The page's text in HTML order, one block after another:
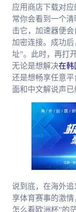
应用商店下载对
常你会看到一个清
击它，加速器便
加密连接。成功
址”。此时，再打
无论是想解决在韩
还是想畅享任意
面和中文解说声已
说到底，在海外
享体育赛事的激
怎么看欧洲杯”的